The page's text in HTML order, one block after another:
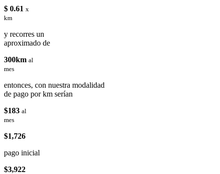
$ 0.61 x
km
y recorres un
aproximado de
300km al
mes
entonces, con nuestra modalidad
de pago por km serían
$183 al
mes
$1,726
pago inicial
$3,922